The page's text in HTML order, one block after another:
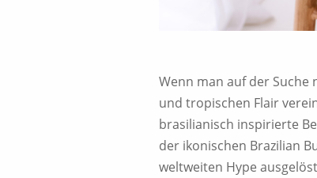
Wenn man auf der Suche
und tropischen Flair
brasilianisch inspirierte
der ikonischen Brazilian
weltweiten Hype